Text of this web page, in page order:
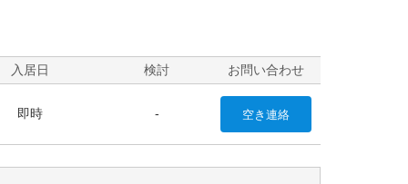
入居日 検討 お問い合わせ
即時 - 空き 連絡